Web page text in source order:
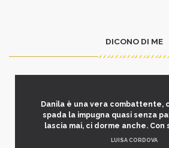
DICONO DI ME
Danila è una vera combattente,
spada la impugna quasi senza
lascia mai, ci dorme anche. Con
LUISA CORDOVA